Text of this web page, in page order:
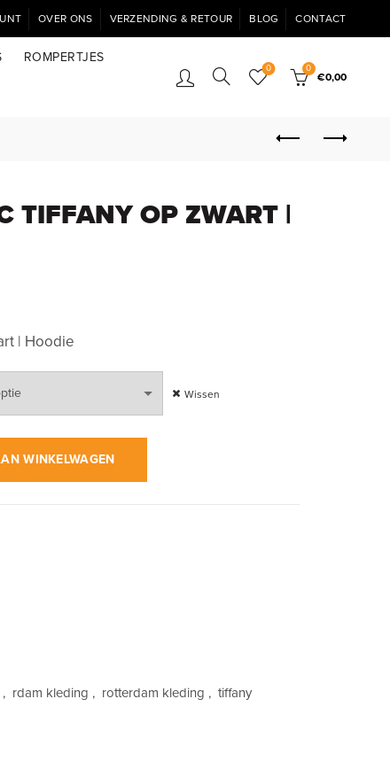
OVER ONS VERZENDING & RETOUR BLOG CONTACT
ROMPERTJES
0 0
€0,00
TIFFANY OP ZWART |
| Hoodie
Wissen
WINKELWAGEN
, rdam kleding , rotterdam kleding , tiffany